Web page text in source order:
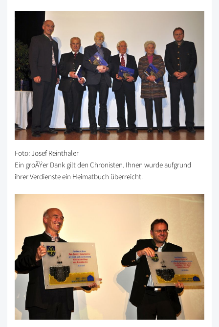
Foto: Josef Reinthaler
Ein groÃŸer Dank gilt den Chronisten. Ihnen wurde aufgrund
ihrer Verdienste ein Heimatbuch überreicht.